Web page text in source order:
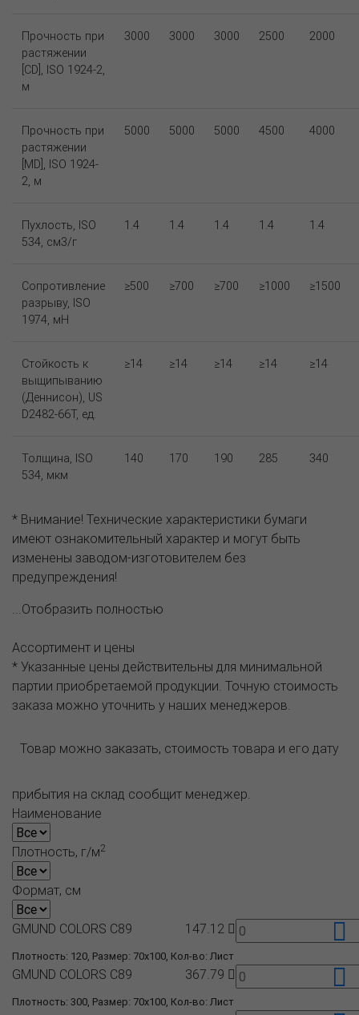
Прочность при
растяжении
[CD], ISO 1924-2,
м
3000 3000 3000 2500 2000
Прочность при
растяжении
[MD], ISO 1924-
2, м
5000 5000 5000 4500 4000
Пухлость, ISO
534, см3/г
1.4 1.4 1.4 1.4 1.4
Сопротивление
разрыву, ISO
1974, мН
≥500 ≥700 ≥700 ≥1000 ≥1500
Стойкость к
выщипыванию
(Деннисон), US
D2482-66T, ед.
≥14 ≥14 ≥14 ≥14 ≥14
Толщина, ISO
534, мкм
140 170 190 285 340
* Внимание! Технические характеристики бумаги
имеют ознакомительный характер и могут быть
изменены заводом-изготовителем без
предупреждения!
...Отобразить полностью
Ассортимент и цены
* Указанные цены действительны для минимальной
партии приобретаемой продукции. Точную стоимость
заказа можно уточнить у наших менеджеров.
Товар можно заказать, стоимость товара и его дату
прибытия на склад сообщит менеджер.
Наименование
Плотность, г/м2
Формат, см
Плотность: 120, Размер: 70x100, Кол-во: Лист
GMUND COLORS C89 147.12
Плотность: 300, Размер: 70x100, Кол-во: Лист
GMUND COLORS C89 367.79